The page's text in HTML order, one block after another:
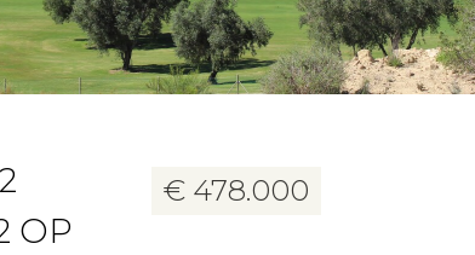
20 foto's
OP
€ 478.000